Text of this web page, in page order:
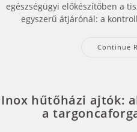
egészségügyi előkészítőben a
egyszerű átjárónál: a
Continue
Inox hűtőházi ajtók:
a